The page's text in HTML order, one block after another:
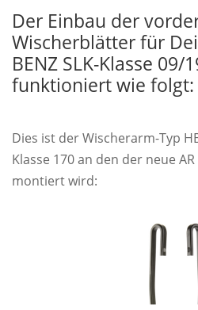
Der Einbau der
Wischerblätter für
BENZ SLK-Klasse 09/
funktioniert wie folgt:
Dies ist der Wischerarm-Typ
Klasse 170 an den der neue
montiert wird: